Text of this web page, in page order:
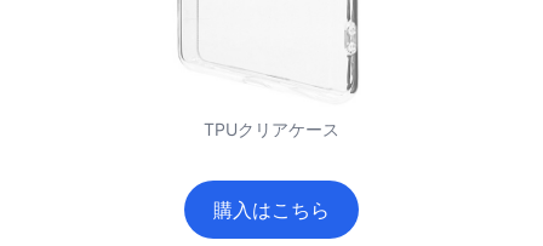
TPUクリアケース
購入はこちら